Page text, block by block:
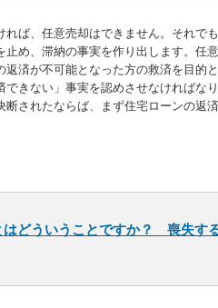
ば、任意売却はできません。それで
め、滞納の事実を作り出します。任
返済が不可能となった方の救済を目的
きない」事実を認めさせなければな
されたならば、まず住宅ローンの返
はどういうことですか？ 喪失す